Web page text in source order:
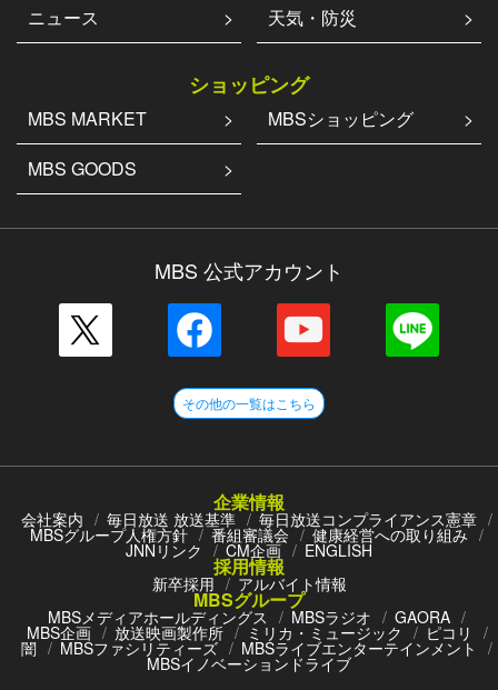
ニュース 天気・防災
ショッピング
MBS MARKET
MBSショッピング
MBS GOODS
MBS 公式アカウント
その他の一覧はこちら
企業情報
会社案内 毎日放送 放送基準 毎日放送コンプライアンス憲章
MBSグループ人権方針 番組審議会 健康経営への取り組み
JNNリンク CM企画 ENGLISH
採用情報
新卒採用 アルバイト情報
MBSグループ
MBSメディアホールディングス MBSラジオ GAORA
MBS企画 放送映画製作所 ミリカ・ミュージック ピコリ
闇 MBSファシリティーズ MBSライブエンターテインメント
MBSイノベーションドライブ